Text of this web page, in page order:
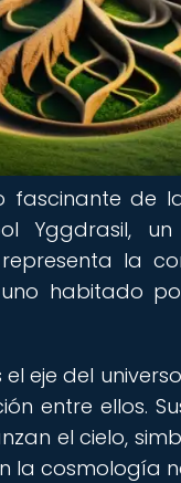
fascinante de
Yggdrasil,
la
habitado
eje del
entre ellos.
el cielo,
la cosmología